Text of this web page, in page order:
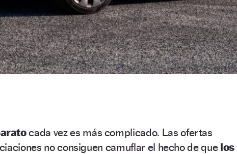
cada vez es más complicado. Las ofertas
no consiguen camuflar el hecho de que los